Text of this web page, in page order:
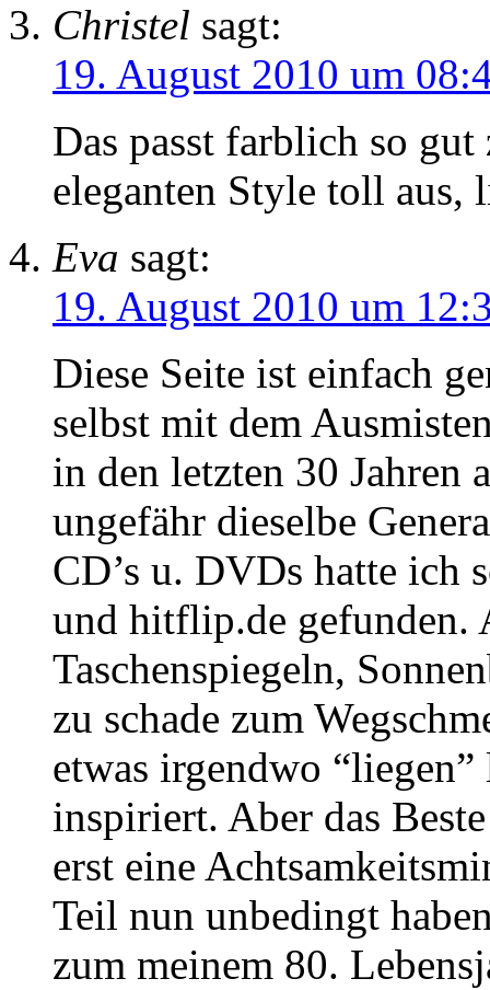
Christel sagt:
19. August 2010 um
Das passt farblich so
eleganten Style toll aus,
Eva sagt:
19. August 2010 um
Diese Seite ist einfach
selbst mit dem
in den letzten 30 Jahren
ungefähr dieselbe
CD’s u. DVDs hatte ich
und hitflip.de gefunden.
Taschenspiegeln,
zu schade zum
etwas irgendwo
inspiriert. Aber das
erst eine
Teil nun unbedingt
zum meinem 80.